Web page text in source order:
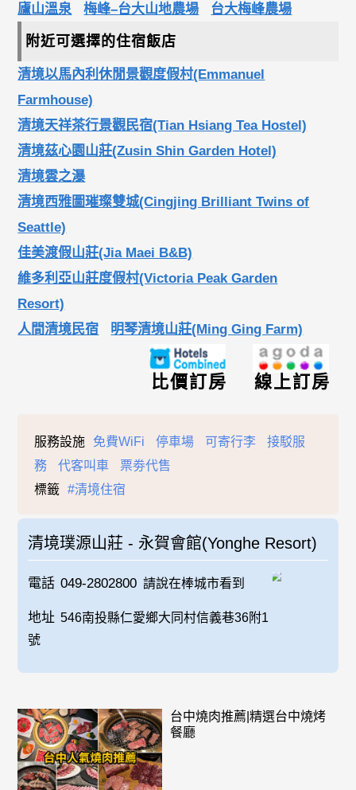
廬山溫泉
梅峰–台大山地農場 台大梅峰農場
附近可選擇的住宿飯店
清境以馬內利休閒景觀度假村(Emmanuel
Farmhouse)
清境天祥茶行景觀民宿(Tian Hsiang Tea Hostel)
清境茲心園山莊(Zusin Shin Garden Hotel)
清境雲之瀑
清境西雅圖璀璨雙城(Cingjing Brilliant Twins of
Seattle)
佳美渡假山莊(Jia Maei B&B)
維多利亞山莊度假村(Victoria Peak Garden
Resort)
人間清境民宿
明琴清境山莊(Ming Ging Farm)
線上訂房
比價訂房
服務設施 免費WiFi 停車場 可寄行李
接駁服
務
代客叫車
票劵代售
標籤
#清境住宿
清境璞源山莊 - 永賀會館(Yonghe Resort)
電話 049-2802800 請說在棒城市看到
地址 546南投縣仁愛鄉大同村信義巷36附1
號
台中燒肉推薦|精選台中燒烤
餐廳